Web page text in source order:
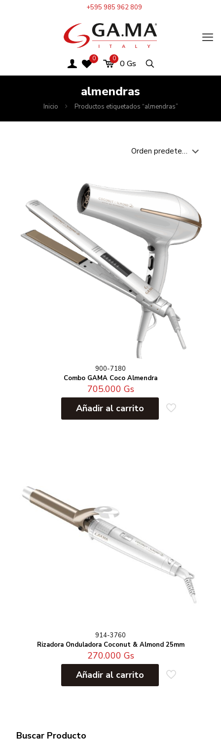
+595 985 962 809
0 0 0Gs
almendras
Inicio Productos etiquetados “almendras”
900-7180
Combo GAMA Coco Almendra
705.000 Gs
Añadir al carrito
914-3760
Rizadora Onduladora Coconut & Almond 25mm
270.000 Gs
Añadir al carrito
Buscar Producto